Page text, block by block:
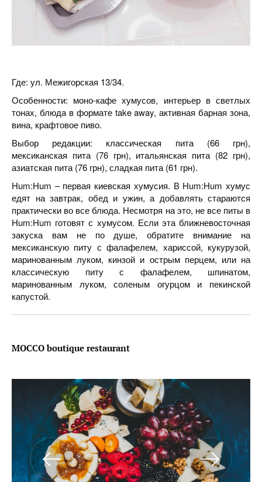
Где: ул. Межигорская 13/34.
Особенности: моно-кафе хумусов, интерьер в светлых
тонах, блюда в формате take away, активная барная зона,
вина, крафтовое пиво.
Выбор редакции: классическая пита (66 грн),
мексиканская пита (76 грн), итальянская пита (82 грн),
азиатская пита (76 грн), сладкая пита (61 грн).
Hum:Hum – первая киевская хумусия. В Hum:Hum хумус
едят на завтрак, обед и ужин, а добавлять стараются
практически во все блюда. Несмотря на это, не все питы в
Hum:Hum готовят с хумусом. Если эта ближневосточная
закуска вам не по душе, обратите внимание на
мексиканскую питу с фалафелем, хариссой, кукурузой,
маринованным луком, кинзой и острым перцем, или на
классическую питу с фалафелем, шпинатом,
маринованным луком, соленым огурцом и пекинской
капустой.
MOCCO boutique restaurant